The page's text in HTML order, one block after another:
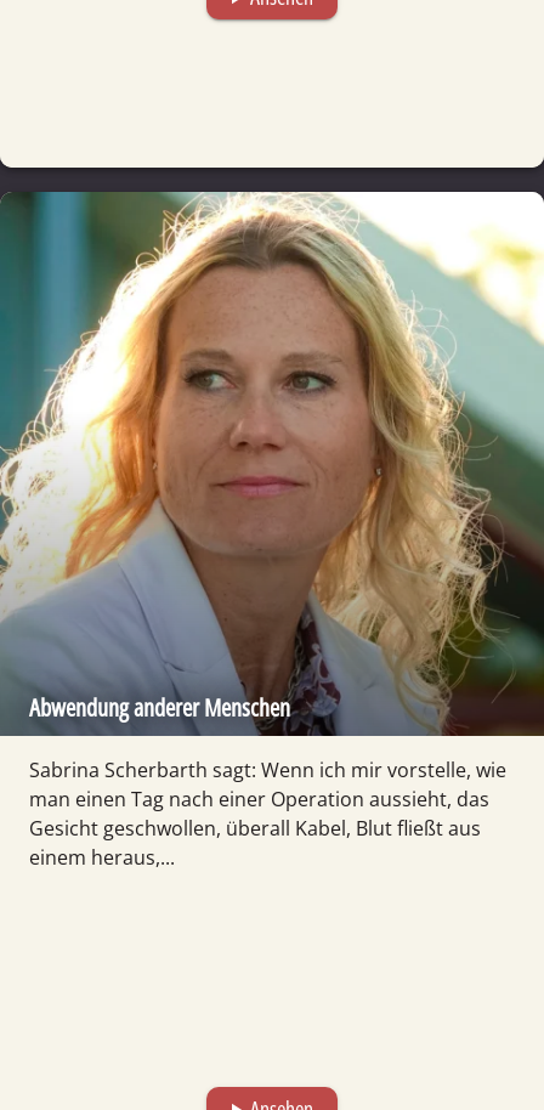
Abwendung anderer Menschen
Sabrina Scherbarth sagt: Wenn ich mir vorstelle, wie
man einen Tag nach einer Operation aussieht, das
Gesicht geschwollen, überall Kabel, Blut fließt aus
einem heraus,...